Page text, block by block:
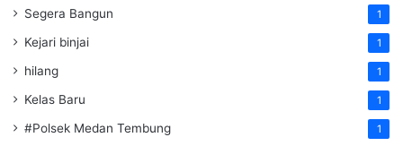
Segera Bangun 1
Kejari binjai 1
hilang 1
Kelas Baru 1
#Polsek Medan Tembung 1